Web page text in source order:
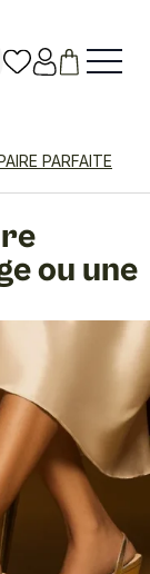
PARFAITE
ou une